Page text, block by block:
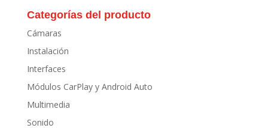
Categorías del producto
Cámaras
Instalación
Interfaces
Módulos CarPlay y Android Auto
Multimedia
Sonido